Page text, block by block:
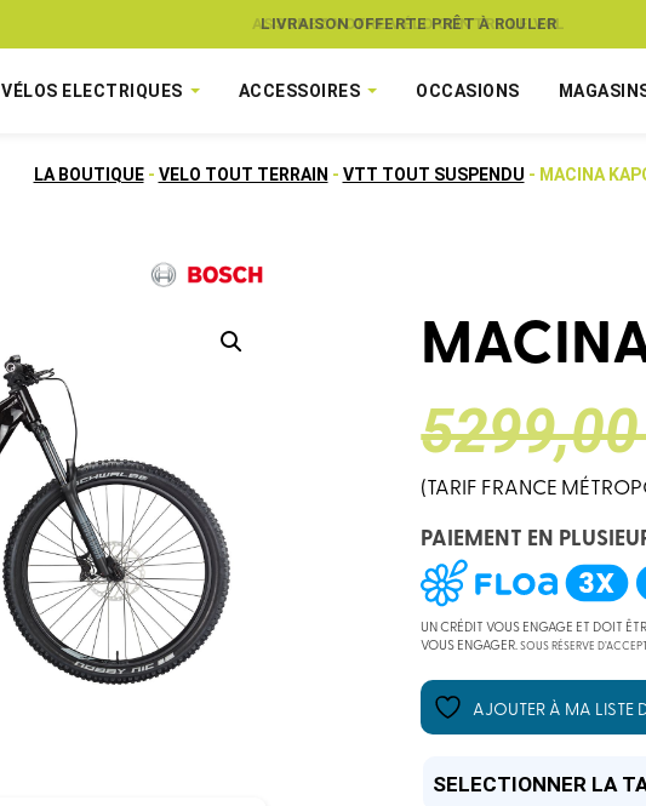
ASSUREZ VOTRE VÉLO CONTRE LE VOL
VÉLOS ELECTRIQUES ACCESSOIRES OCCASIONS
LA BOUTIQUE - VELO TOUT TERRAIN - VTT TOUT SUSPENDU - MACINA
LE
PRIX
INITIAL
ÉTAIT :
LE
PRIX
ACTUEL
EST :
(TARIF FRANCE
PAIEMENT EN
UN CRÉDIT VOUS ENGAGE ET DOIT
VOUS ENGAGER.SOUS RÉSERVE
AJOUTER À MA LISTE